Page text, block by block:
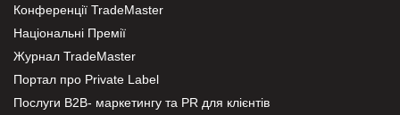
Конференції TradeMaster
Національні Премії
Журнал TradeMaster
Портал про Private Label
Послуги В2В- маркетингу та PR для клієнтів